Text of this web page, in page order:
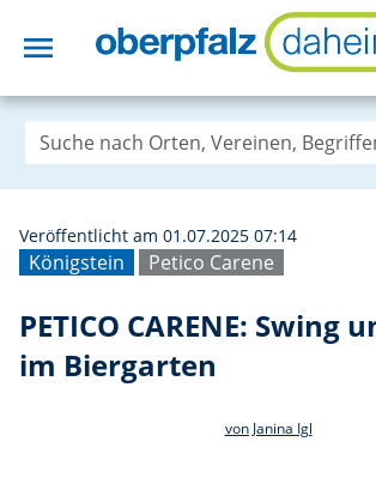
menu
Königstein Petico Carene
Veröffentlicht am 01.07.2025 07:14
PETICO CARENE: Swing
im Biergarten
von Janina Igl